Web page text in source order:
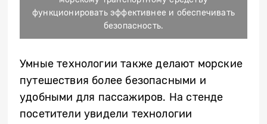
функционировать эффективнее и обеспечивать
безопасность.
Умные технологии также делают морские
путешествия более безопасными и
удобными для пассажиров. На стенде
посетители увидели технологии